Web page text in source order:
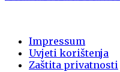
Impressum
Uvjeti korištenja
Zaštita privatnosti